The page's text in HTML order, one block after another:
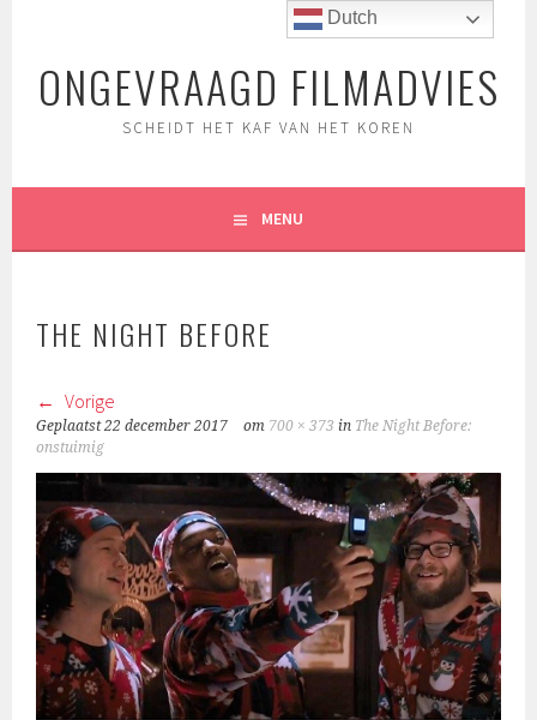
inhoudONGEVRAAGD FILMADVIES
SCHEIDT HET KAF VAN HET KOREN
MENU
THE NIGHT BEFORE
Vorige
Geplaatst22 december 2017 om 700 × 373 in The Night Before:
onstuimig
Dutch